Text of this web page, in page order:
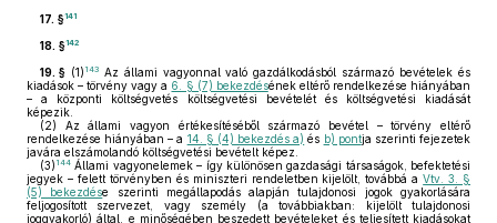
17. §141
18. §142
19. § (1) 143Az állami vagyonnal való gazdálkodásból származó bevételek és
kiadások – törvény vagy a 6. § (7) bekezdésének eltérő rendelkezése hiányában
– a központi költségvetés költségvetési bevételét és költségvetési kiadását
képezik.
(2) Az állami vagyon értékesítéséből származó bevétel – törvény eltérő
rendelkezése hiányában – a 14. § (4) bekezdés a) és b) pontja szerinti fejezetek
javára elszámolandó költségvetési bevételt képez.
(3) 144 Állami vagyonelemek – így különösen gazdasági társaságok, befektetési
jegyek – felett törvényben és miniszteri rendeletben kijelölt, továbbá aVtv. 3. §
(5) bekezdése szerinti megállapodás alapján tulajdonosi jogok gyakorlására
feljogosított szervezet, vagy személy (a továbbiakban: kijelölt tulajdonosi
joggyakorló) által, e minőségében beszedett bevételeket és teljesített kiadásokat